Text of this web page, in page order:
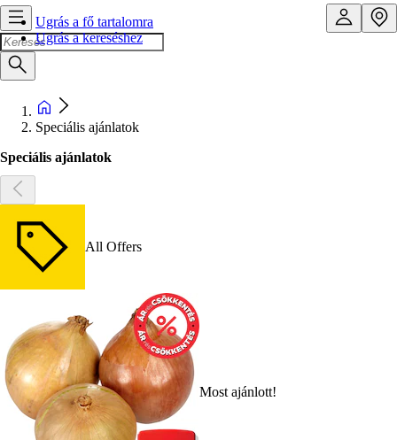
Ugrás a fő tartalomra
Ugrás a kereséshez
Speciális ajánlatok
Speciális ajánlatok
All Offers
Most ajánlott!